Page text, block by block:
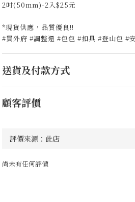
2吋(50mm)-2入$25元
*現貨供應，品質優良!!
#買外府 #調整還 #包包 #扣具 #登山包 #
送貨及付款方式
顧客評價
尚未有任何評價